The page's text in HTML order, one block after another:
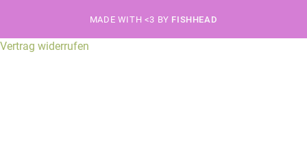
MADE WITH <3 BY FISHHEAD
Vertrag widerrufen